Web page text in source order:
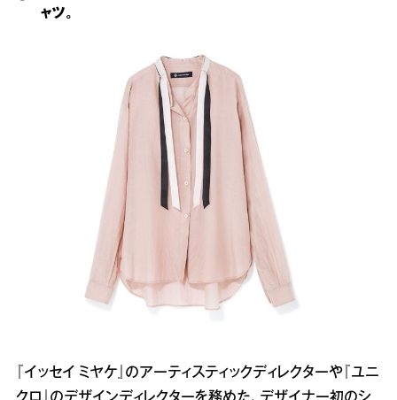
ャツ。
『イッセイ ミヤケ』のアーティスティックディレクターや『ユニ